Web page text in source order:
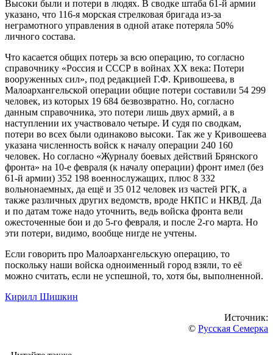
Высоки были и потери в людях. В сводке штаба 61-й армии
указано, что 116-я морская стрелковая бригада из-за
неграмотного управления в одной атаке потеряла 50%
личного состава.
Что касается общих потерь за всю операцию, то согласно
справочнику «Россия и СССР в войнах XX века: Потери
вооруженных сил», под редакцией Г.Ф. Кривошеева, в
Малоархангельской операции общие потери составили 54 299
человек, из которых 19 684 безвозвратно. Но, согласно
данным справочника, это потери лишь двух армий, а в
наступлении их участвовало четыре. И судя по сводкам,
потери во всех были одинаково высоки. Так же у Кривошеева
указана численность войск к началу операции 240 160
человек. Но согласно «Журналу боевых действий Брянского
фронта» на 10-е февраля (к началу операции) фронт имел (без
61-й армии) 352 198 военнослужащих, плюс 8 332
вольнонаемных, да ещё и 35 012 человек из частей РГК, а
также различных других ведомств, вроде НКПС и НКВД. Да
и по датам тоже надо уточнить, ведь войска фронта вели
ожесточенные бои и до 5-го февраля, и после 2-го марта. Но
эти потери, видимо, вообще нигде не учтены.
Если говорить про Малоархангельскую операцию, то
поскольку наши войска одноименный город взяли, то её
можно считать, если не успешной, то, хотя бы, выполненной.
Кирилл Шишкин
Источник:
© Русская Семерка